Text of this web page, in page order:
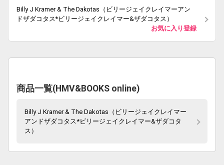
Billy J Kramer & The Dakotas（ビリージェイクレイマーアン
ドザダコタス*ビリージェイクレイマー&ザダコタス）
お気に入り登録
商品一覧(HMV&BOOKS online)
Billy J Kramer & The Dakotas（ビリージェイクレイマー
アンドザダコタス*ビリージェイクレイマー&ザダコタ
ス）